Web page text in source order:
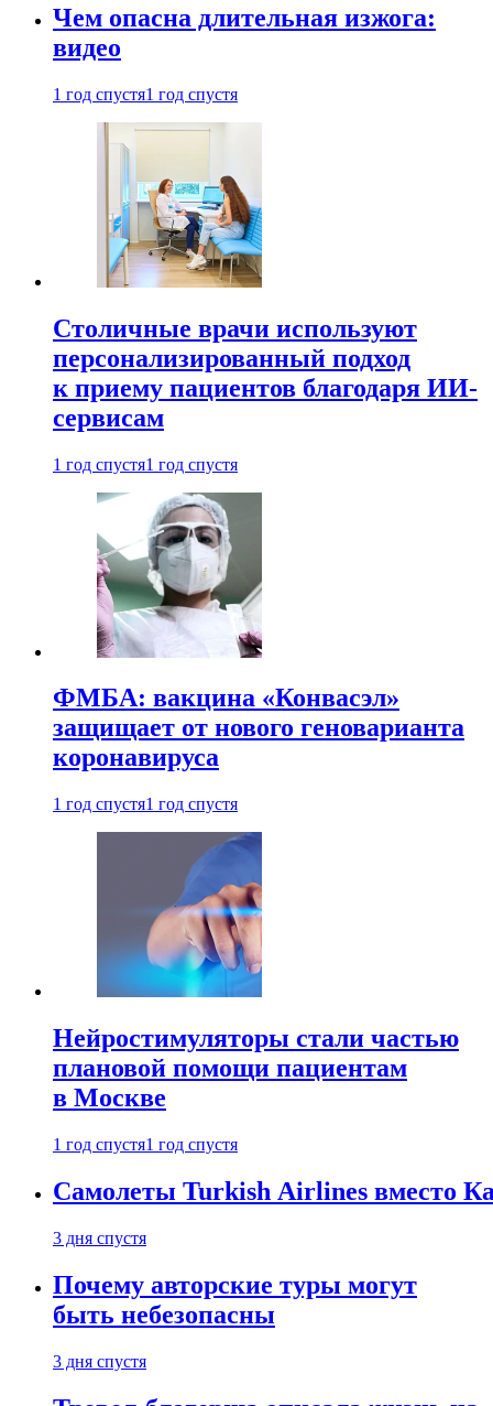
Чем опасна длительная изжога:
видео
1 год спустя1 год спустя
Столичные врачи используют
персонализированный подход
к приему пациентов благодаря ИИ-
сервисам
1 год спустя1 год спустя
ФМБА: вакцина «Конвасэл»
защищает от нового геноварианта
коронавируса
1 год спустя1 год спустя
Нейростимуляторы стали частью
плановой помощи пациентам
в Москве
1 год спустя1 год спустя
Самолеты Turkish Airlines вместо
3 дня спустя
Почему авторские туры могут
быть небезопасны
3 дня спустя